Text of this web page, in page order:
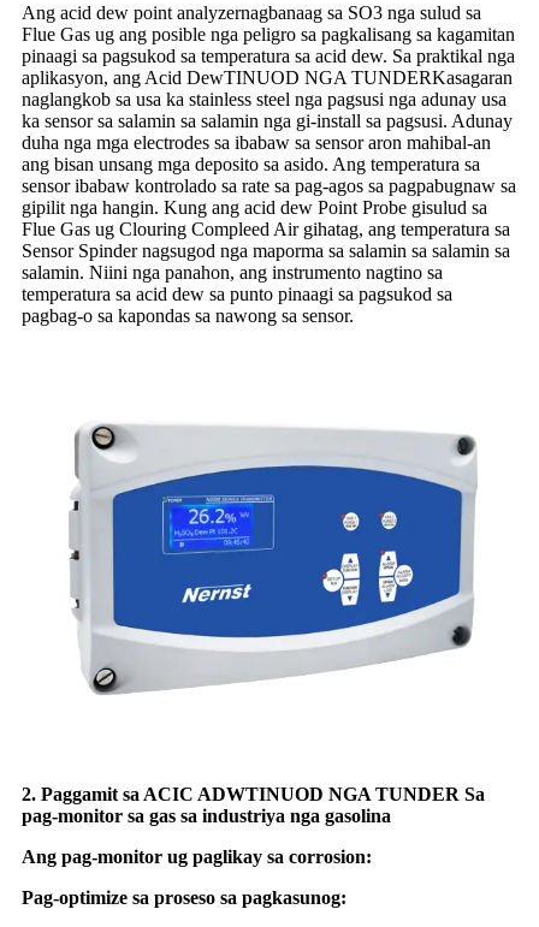
Ang acid dew point analyzernagbanaag sa SO3 nga sulud sa
Flue Gas ug ang posible nga peligro sa pagkalisang sa kagamitan
pinaagi sa pagsukod sa temperatura sa acid dew. Sa praktikal nga
aplikasyon, ang Acid DewTINUOD NGA TUNDERKasagaran
naglangkob sa usa ka stainless steel nga pagsusi nga adunay usa
ka sensor sa salamin sa salamin nga gi-install sa pagsusi. Adunay
duha nga mga electrodes sa ibabaw sa sensor aron mahibal-an
ang bisan unsang mga deposito sa asido. Ang temperatura sa
sensor ibabaw kontrolado sa rate sa pag-agos sa pagpabugnaw sa
gipilit nga hangin. Kung ang acid dew Point Probe gisulud sa
Flue Gas ug Clouring Compleed Air gihatag, ang temperatura sa
Sensor Spinder nagsugod nga maporma sa salamin sa salamin sa
salamin. Niini nga panahon, ang instrumento nagtino sa
temperatura sa acid dew sa punto pinaagi sa pagsukod sa
pagbag-o sa kapondas sa nawong sa sensor.
2. Paggamit sa ACIC ADWTINUOD NGA TUNDER Sa
pag-monitor sa gas sa industriya nga gasolina
Ang pag-monitor ug paglikay sa corrosion:
Pag-optimize sa proseso sa pagkasunog: